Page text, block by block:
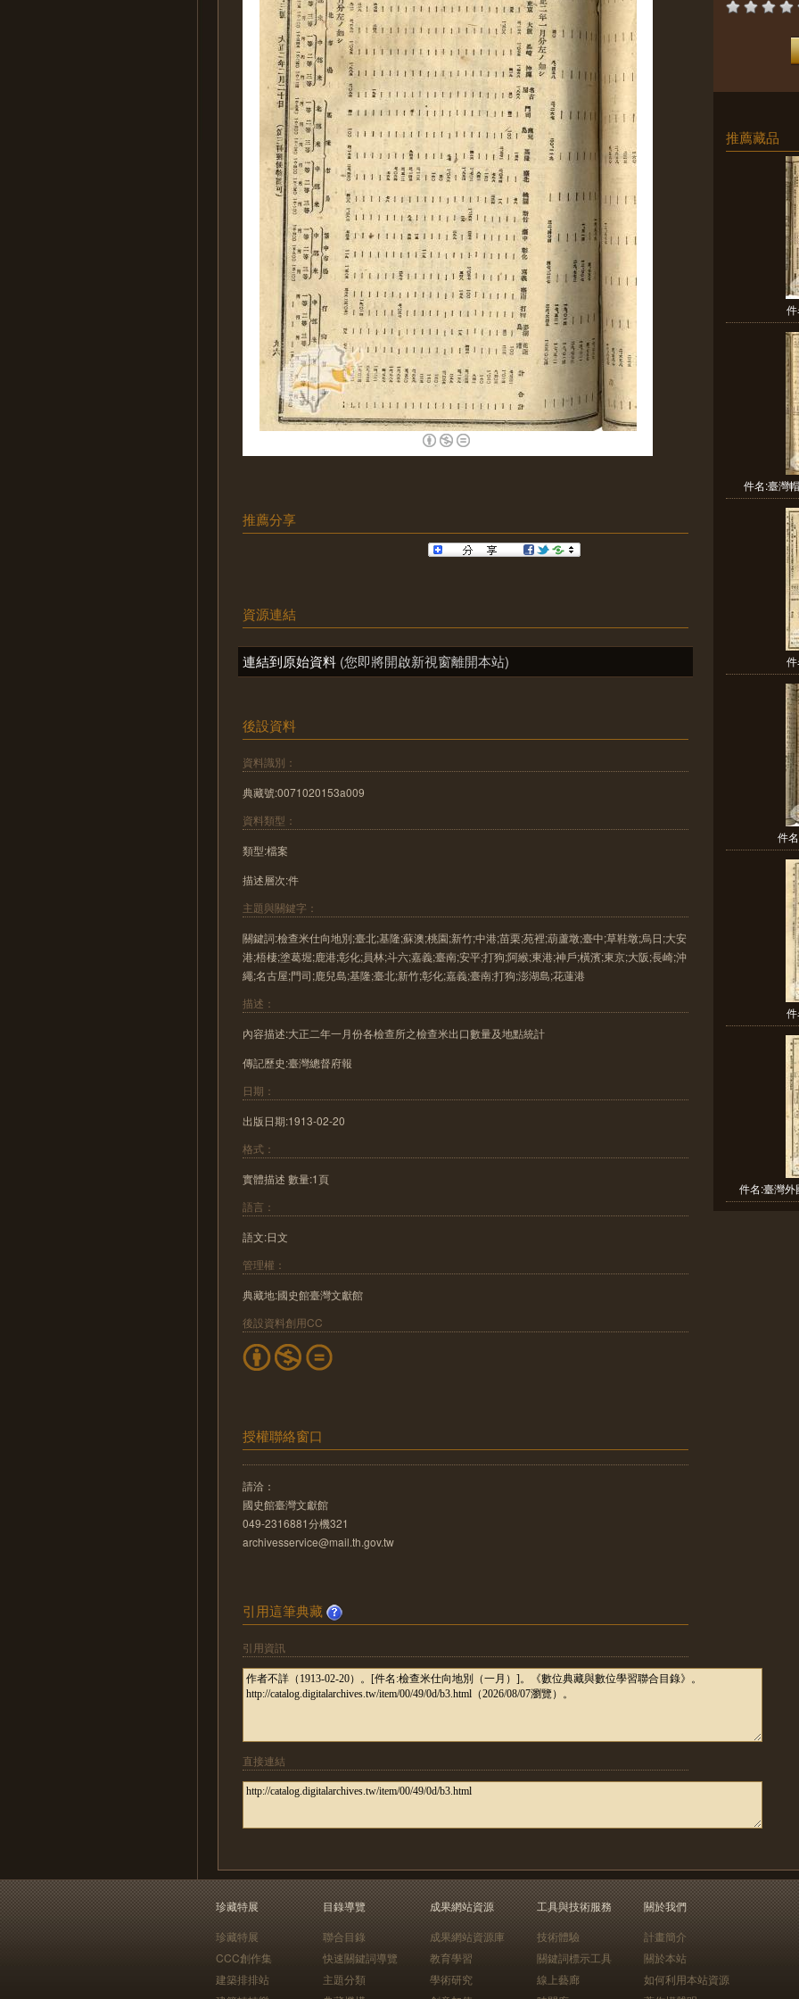
推薦分享
資源連結
連結到原始資料 (您即將開啟新視窗離開本站)
後設資料
資料識別：
典藏號:0071020153a009
資料類型：
類型:檔案
描述層次:件
主題與關鍵字：
關鍵詞:檢查米仕向地別;臺北;基隆;蘇澳;桃園;新竹;中港;苗栗;苑裡;葫蘆墩;臺中;草鞋墩;烏日;大安
港;梧棲;塗葛堀;鹿港;彰化;員林;斗六;嘉義;臺南;安平;打狗;阿緱;東港;神戶;橫濱;東京;大阪;長崎;沖
繩;名古屋;門司;鹿兒島;基隆;臺北;新竹;彰化;嘉義;臺南;打狗;澎湖島;花蓮港
描述：
內容描述:大正二年一月份各檢查所之檢查米出口數量及地點統計
傳記歷史:臺灣總督府報
日期：
出版日期:1913-02-20
格式：
實體描述 數量:1頁
語言：
語文:日文
管理權：
典藏地:國史館臺灣文獻館
後設資料創用CC
授權聯絡窗口
請洽：
國史館臺灣文獻館
049-2316881分機321
archivesservice@mail.th.gov.tw
引用這筆典藏
引用資訊
直接連結
推薦藏品
件名:臺灣
件
件名:臺灣外
珍藏特展
珍藏特展
CCC創作集
建築排排站
目錄導覽
聯合目錄
快速關鍵詞導覽
主題分類
成果網站資源
成果網站資源庫
教育學習
學術研究
工具與技術服務
技術體驗
關鍵詞標示工具
線上藝廊
關於我們
計畫簡介
關於本站
如何利用本站資源